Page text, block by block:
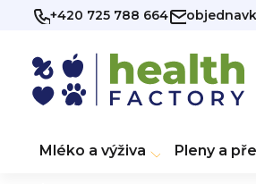
Přejít
+420 725 788 664
Mléko a výživa Pleny a